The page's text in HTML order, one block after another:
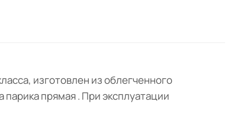
изготовлен из облегченного
парика прямая . При эксплуатации